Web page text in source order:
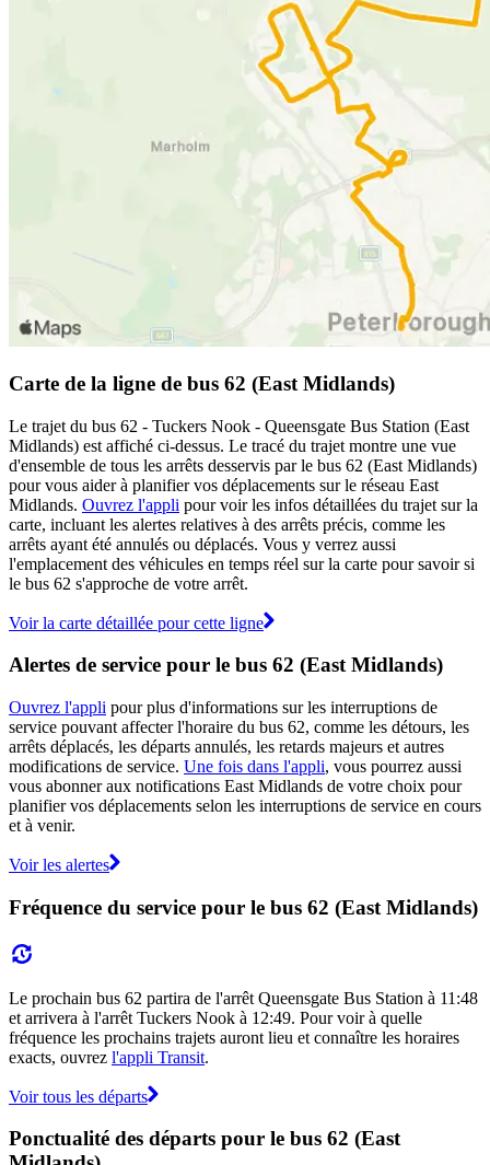
Carte de la ligne de bus 62 (East Midlands)
Le trajet du bus 62 - Tuckers Nook - Queensgate Bus Station (East
Midlands) est affiché ci-dessus. Le tracé du trajet montre une vue
d'ensemble de tous les arrêts desservis par le bus 62 (East Midlands)
pour vous aider à planifier vos déplacements sur le réseau East
Midlands. Ouvrez l'appli pour voir les infos détaillées du trajet sur la
carte, incluant les alertes relatives à des arrêts précis, comme les
arrêts ayant été annulés ou déplacés. Vous y verrez aussi
l'emplacement des véhicules en temps réel sur la carte pour savoir si
le bus 62 s'approche de votre arrêt.
Voir la carte détaillée pour cette ligne
Alertes de service pour le bus 62 (East Midlands)
Ouvrez l'appli pour plus d'informations sur les interruptions de
service pouvant affecter l'horaire du bus 62, comme les détours, les
arrêts déplacés, les départs annulés, les retards majeurs et autres
modifications de service. Une fois dans l'appli, vous pourrez aussi
vous abonner aux notifications East Midlands de votre choix pour
planifier vos déplacements selon les interruptions de service en cours
et à venir.
Voir les alertes
Fréquence du service pour le bus 62 (East Midlands)
Le prochain bus 62 partira de l'arrêt Queensgate Bus Station à 11:48
et arrivera à l'arrêt Tuckers Nook à 12:49. Pour voir à quelle
fréquence les prochains trajets auront lieu et connaître les horaires
exacts, ouvrez l'appli Transit.
Voir tous les départs
Ponctualité des départs pour le bus 62 (East